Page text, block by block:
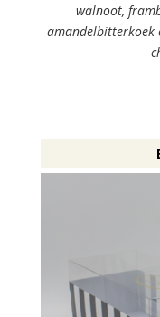
walnoot,
amandelbitterkoek